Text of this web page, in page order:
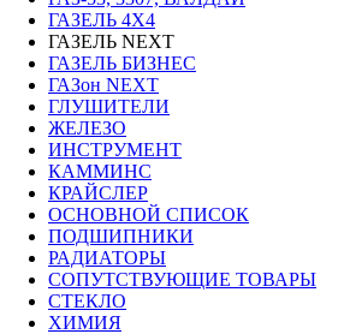
ГАЗЕЛЬ 4Х4
ГАЗЕЛЬ NEXT
ГАЗЕЛЬ БИЗНЕС
ГАЗон NEXT
ГЛУШИТЕЛИ
ЖЕЛЕЗО
ИНСТРУМЕНТ
КАММИНС
КРАЙСЛЕР
ОСНОВНОЙ СПИСОК
ПОДШИПНИКИ
РАДИАТОРЫ
СОПУТСТВУЮЩИЕ ТОВАРЫ
СТЕКЛО
ХИМИЯ